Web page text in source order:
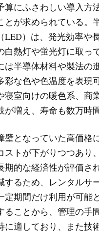
算にふさわしい導入方
とが求められている。
LED）は、発光効率や
白熱灯や蛍光灯に取っ
は半導体材料や製法の
彩な色や色温度を表現
寝室向けの暖色系、商
が増え、寿命も数万時
壁となっていた高価格
ストが下がりつつあり
期的な経済性が評価さ
するため、レンタルサ
定期間だけ利用が可能
ることから、管理の手
に適しており、また技